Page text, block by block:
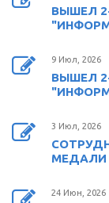
ВЫШЕЛ
9 Июл, 2026
ВЫШЕЛ
3 Июл, 2026
МЕДАЛИ
24 Июн, 2026